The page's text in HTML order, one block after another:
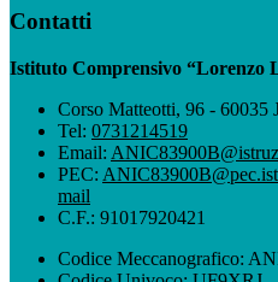
Contatti
Istituto Comprensivo “Lorenzo
Corso Matteotti, 96 - 60035
Tel: 0731214519
Email:
PEC:
mail
C.F.: 91017920421
Codice Meccanografico: